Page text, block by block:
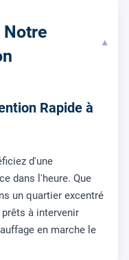
Notre
▾
Rapide à
d'une
dans l'heure. Que
un quartier excentré
à intervenir
en marche le